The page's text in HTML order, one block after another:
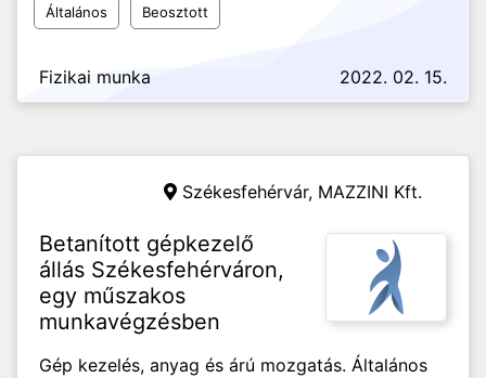
Általános Beosztott
Fizikai munka 2022. 02. 15.
Székesfehérvár, MAZZINI Kft.
Betanított gépkezelő
állás Székesfehérváron,
egy műszakos
munkavégzésben
Gép kezelés, anyag és árú mozgatás. Általános